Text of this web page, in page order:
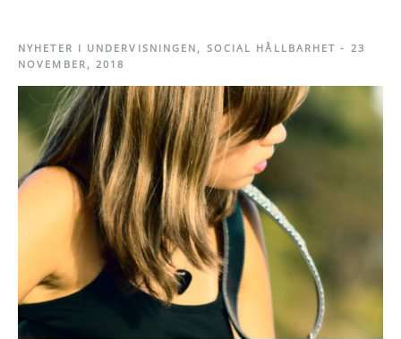
NYHETER I UNDERVISNINGEN , SOCIAL HÅLLBARHET - 23
NOVEMBER, 2018